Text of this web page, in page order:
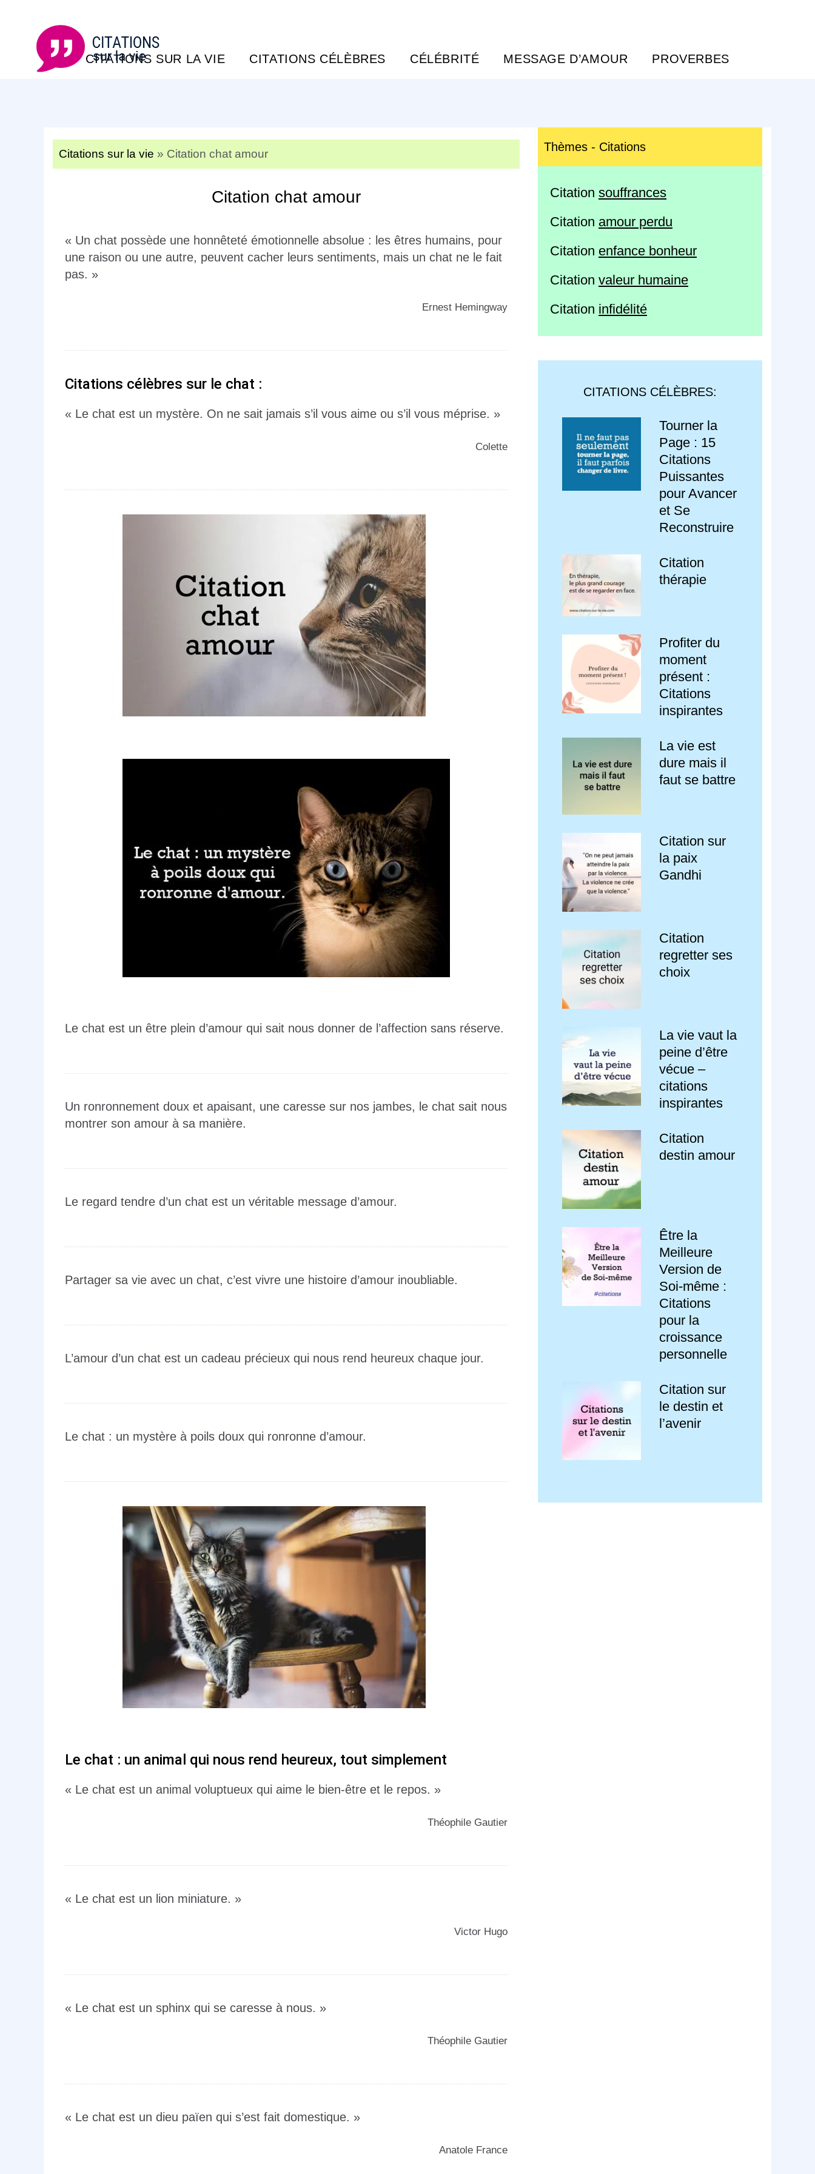
CITATIONS SUR LA VIE CITATIONS CÉLÈBRES CÉLÉBRITÉ MESSAGE D’AMOUR PROVERBES
Citations sur la vie » Citation chat amour
Citation chat amour
« Un chat possède une honnêteté émotionnelle absolue : les êtres humains, pour
une raison ou une autre, peuvent cacher leurs sentiments, mais un chat ne le fait
pas. »
Ernest Hemingway
Citations célèbres sur le chat :
« Le chat est un mystère. On ne sait jamais s’il vous aime ou s’il vous méprise. »
Colette
Le chat est un être plein d’amour qui sait nous donner de l’affection sans réserve.
Un ronronnement doux et apaisant, une caresse sur nos jambes, le chat sait nous
montrer son amour à sa manière.
Le regard tendre d’un chat est un véritable message d’amour.
Partager sa vie avec un chat, c’est vivre une histoire d’amour inoubliable.
L’amour d’un chat est un cadeau précieux qui nous rend heureux chaque jour.
Le chat : un mystère à poils doux qui ronronne d’amour.
Le chat : un animal qui nous rend heureux, tout simplement
« Le chat est un animal voluptueux qui aime le bien-être et le repos. »
Théophile Gautier
« Le chat est un lion miniature. »
Victor Hugo
« Le chat est un sphinx qui se caresse à nous. »
Théophile Gautier
« Le chat est un dieu païen qui s’est fait domestique. »
Anatole France
Thèmes - Citations
Citation souffrances
Citation amour perdu
Citation enfance bonheur
Citation valeur humaine
Citation infidélité
CITATIONS CÉLÈBRES:
Tourner la
Page : 15
Citations
Puissantes
pour Avancer
et Se
Reconstruire
Citation
thérapie
Profiter du
moment
présent :
Citations
inspirantes
La vie est
dure mais il
faut se battre
Citation sur
la paix
Gandhi
Citation
regretter ses
choix
La vie vaut la
peine d’être
vécue –
citations
inspirantes
Citation
destin amour
Être la
Meilleure
Version de
Soi-même :
Citations
pour la
croissance
personnelle
Citation sur
le destin et
l’avenir